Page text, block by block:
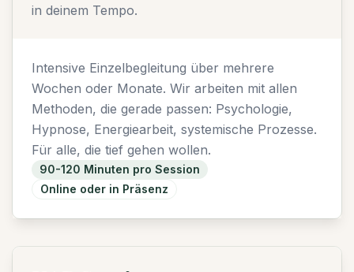
in deinem Tempo.
Intensive Einzelbegleitung über mehrere
Wochen oder Monate. Wir arbeiten mit allen
Methoden, die gerade passen: Psychologie,
Hypnose, Energiearbeit, systemische Prozesse.
Für alle, die tief gehen wollen.
90-120 Minuten pro Session
Online oder in Präsenz